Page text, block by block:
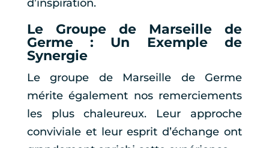
d’inspiration.
Le Groupe de Marseille de
Germe : Un Exemple de
Synergie
Le groupe de Marseille de Germe
mérite également nos remerciements
les plus chaleureux. Leur approche
conviviale et leur esprit d’échange ont